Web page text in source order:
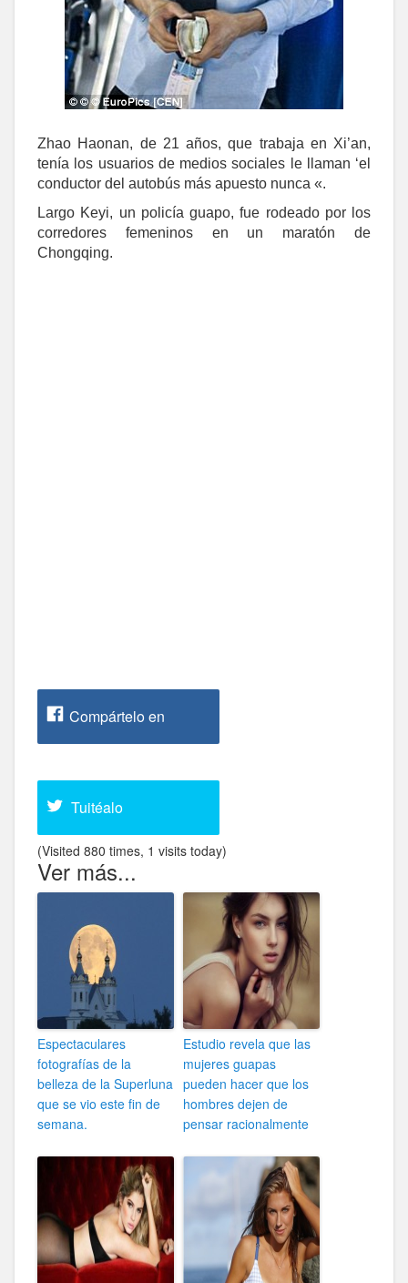
Zhao Haonan, de 21 años, que trabaja en Xi’an,
tenía los usuarios de medios sociales le llaman ‘el
conductor del autobús más apuesto nunca «.
Largo Keyi, un policía guapo, fue rodeado por los
corredores femeninos en un maratón de
Chongqing.
Compártelo en
Tuitéalo
(Visited 880 times, 1 visits today)
Ver más...
Espectaculares
fotografías de la
belleza de la Superluna
que se vio este fin de
semana.
Estudio revela que las
mujeres guapas
pueden hacer que los
hombres dejen de
pensar racionalmente